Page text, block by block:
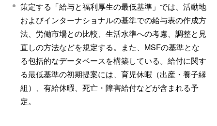
策定する「給与と福利厚生の最低基準」では、活動地
およびインターナショナルの基準での給与表の作成方
法、労働市場との比較、生活水準への考慮、調整と見
直しの方法などを規定する。また、MSFの基準とな
る包括的なデータベースを構築している。給付に関す
る最低基準の初期提案には、育児休暇（出産・養子縁
組）、有給休暇、死亡・障害給付などが含まれる予
定。